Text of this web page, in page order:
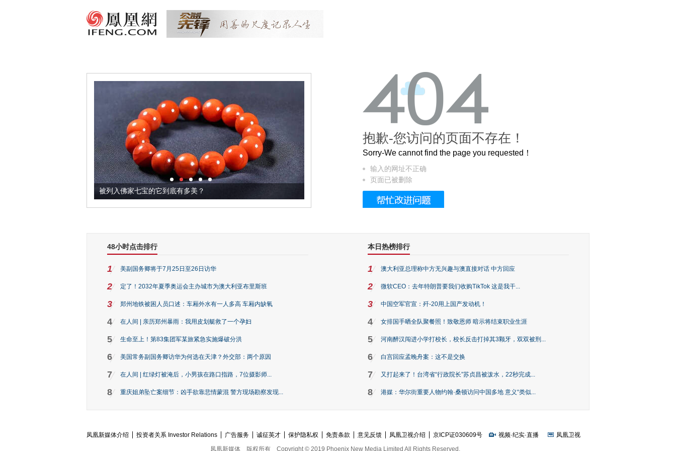
被列入佛家七宝的它到底有多美？ 这个3.2米的长卷，还原了600岁的紫禁城
抱歉-您访问的页面不存在！
Sorry-We cannot find the page you requested！
输入的网址不正确
页面已被删除
48小时点击排行
1 美副国务卿将于7月25日至26日访华
2 定了！2032年夏季奥运会主办城市为澳大利亚布里斯班
3 郑州地铁被困人员口述：车厢外水有一人多高 车厢内缺氧
4 在人间 | 亲历郑州暴雨：我用皮划艇救了一个孕妇
5 生命至上！第83集团军某旅紧急实施爆破分洪
6 美国常务副国务卿访华为何选在天津？外交部：两个原因
7 在人间 | 红绿灯被淹后，小男孩在路口指路，7位摄影师...
8 重庆姐弟坠亡案细节：凶手欲靠悲情蒙混 警方现场勘察发现...
本日热榜排行
1 澳大利亚总理称中方无兴趣与澳直接对话 中方回应
2 微软CEO：去年特朗普要我们收购TikTok 这是我干...
3 中国空军官宣：歼-20用上国产发动机！
4 女排国手晒全队聚餐照！致敬恩师 暗示将结束职业生涯
5 河南醉汉闯进小学打校长，校长反击打掉其3颗牙，双双被刑...
6 白宫回应孟晚舟案：这不是交换
7 又打起来了！台湾省“行政院长”苏贞昌被泼水，22秒完成...
8 港媒：华尔街重要人物约翰·桑顿访问中国多地 意义“类似...
凤凰新媒体介绍 投资者关系 Investor Relations 广告服务 诚征英才 保护隐私权 免责条款 意见反馈 凤凰卫视介绍 京ICP证030609号 视频·纪实·直播
凤凰卫视
凤凰新媒体
版权所有 Copyright © 2019 Phoenix New Media Limited All Rights Reserved.